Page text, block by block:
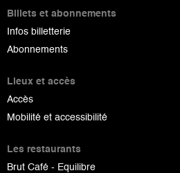
Billets et abonnements
Infos billetterie
Abonnements
Lieux et accès
Accès
Mobilité et accessibilité
Les restaurants
Brut Café - Equilibre